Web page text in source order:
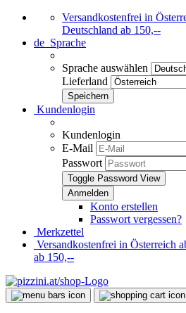
Versandkostenfrei in
Deutschland ab 150,--
de Sprache
Sprache auswählen
Lieferland
Kundenlogin
Kundenlogin
E-Mail
Passwort
Toggle Password View
Konto erstellen
Passwort vergessen?
Merkzettel
Versandkostenfrei in Österreich
ab 150,--